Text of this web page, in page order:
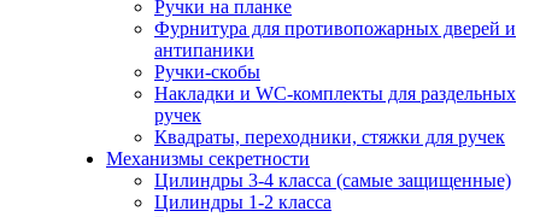
Ручки на планке
Фурнитура для противопожарных дверей и
антипаники
Ручки-скобы
Накладки и WC-комплекты для раздельных
ручек
Квадраты, переходники, стяжки для ручек
Механизмы секретности
Цилиндры 3-4 класса (самые защищенные)
Цилиндры 1-2 класса